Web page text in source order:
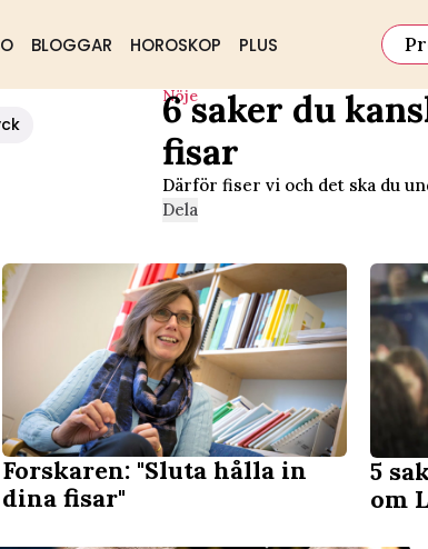
BLOGGAR HOROSKOP PLUS
Nöje
6 saker du
fisar
Därför fiser vi och det ska du
Dela
Forskaren: "Sluta hålla in
dina fisar"
5
om